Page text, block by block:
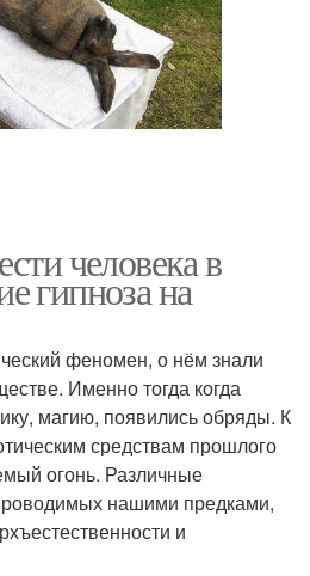
человека в
гипноза на
феномен, о нём знали
Именно тогда когда
магию, появились обряды. К
средствам прошлого
огонь. Различные
нашими предками,
и